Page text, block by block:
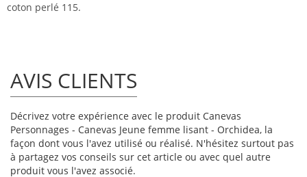
coton perlé 115.
AVIS CLIENTS
Décrivez votre expérience avec le produit Canevas
Personnages - Canevas Jeune femme lisant - Orchidea, la
façon dont vous l'avez utilisé ou réalisé. N'hésitez surtout pas
à partagez vos conseils sur cet article ou avec quel autre
produit vous l'avez associé.